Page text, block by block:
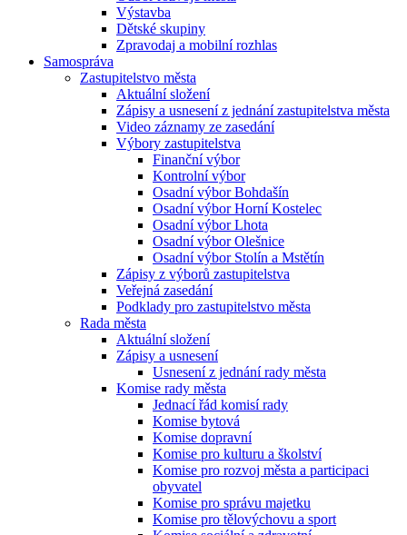
Výstavba
Dětské skupiny
Zpravodaj a mobilní rozhlas
Samospráva
Zastupitelstvo města
Aktuální složení
Zápisy a usnesení z jednání zastupitelstva města
Video záznamy ze zasedání
Výbory zastupitelstva
Finanční výbor
Kontrolní výbor
Osadní výbor Bohdašín
Osadní výbor Horní Kostelec
Osadní výbor Lhota
Osadní výbor Olešnice
Osadní výbor Stolín a Mstětín
Zápisy z výborů zastupitelstva
Veřejná zasedání
Podklady pro zastupitelstvo města
Rada města
Aktuální složení
Zápisy a usnesení
Usnesení z jednání rady města
Komise rady města
Jednací řád komisí rady
Komise bytová
Komise dopravní
Komise pro kulturu a školství
Komise pro rozvoj města a participaci
obyvatel
Komise pro správu majetku
Komise pro tělovýchovu a sport